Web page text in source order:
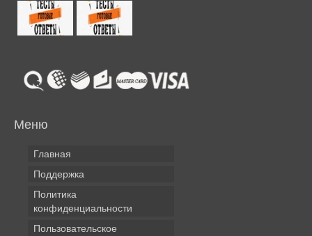
Меню
Главная
Поддержка
Политика
конфиденциальности
Пользовательское